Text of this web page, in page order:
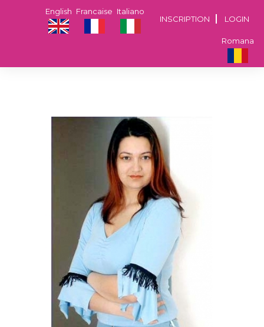
INSCRIPTION LOGIN
Italiano
Francaise
English
Romana